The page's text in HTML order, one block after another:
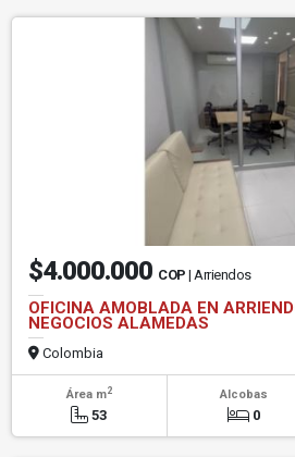
$4.000.000 COP | Arriendos
OFICINA AMOBLADA EN
NEGOCIOS ALAMEDAS
Colombia
Área m2
53
Alcobas
0